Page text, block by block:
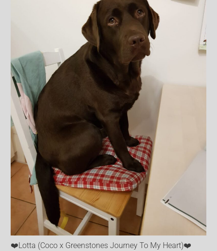
❤️Lotta (Coco x Greenstones Journey To My Heart)❤️